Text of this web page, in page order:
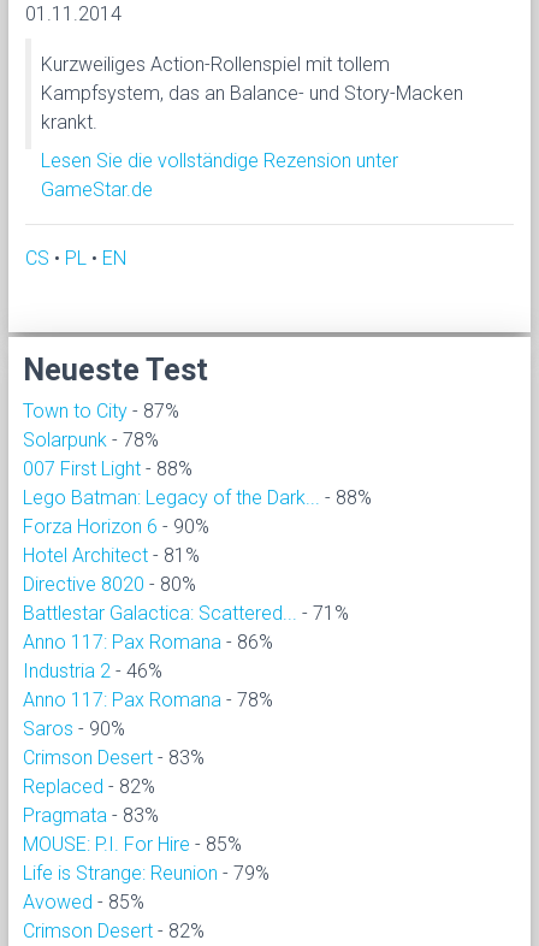
01.11.2014
Kurzweiliges Action-Rollenspiel mit tollem
Kampfsystem, das an Balance- und Story-Macken
krankt.
Lesen Sie die vollständige Rezension unter
GameStar.de
CS • PL • EN
Neueste Test
Town to City - 87%
Solarpunk - 78%
007 First Light - 88%
Lego Batman: Legacy of the Dark...
- 88%
Forza Horizon 6 - 90%
Hotel Architect - 81%
Directive 8020 - 80%
Battlestar Galactica: Scattered...
- 71%
Anno 117: Pax Romana - 86%
Industria 2 - 46%
Anno 117: Pax Romana - 78%
Saros - 90%
Crimson Desert - 83%
Replaced - 82%
Pragmata - 83%
MOUSE: P.I. For Hire - 85%
Life is Strange: Reunion - 79%
Avowed - 85%
Crimson Desert - 82%